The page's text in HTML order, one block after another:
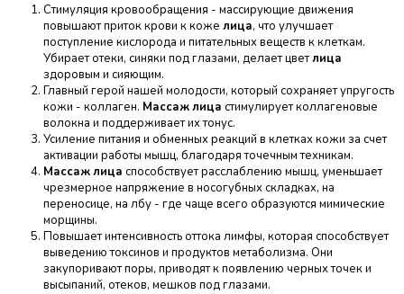
Стимуляция кровообращения - массирующие движения
повышают приток крови к коже лица, что улучшает
поступление кислорода и питательных веществ к клеткам.
Убирает отеки, синяки под глазами, делает цветлица
здоровым и сияющим.
Главный герой нашей молодости, который сохраняет упругость
кожи - коллаген. Массажлица стимулирует коллагеновые
волокна и поддерживает их тонус.
Усиление питания и обменных реакций в клетках кожи за счет
активации работы мышц, благодаря точечным техникам.
Массажлица способствует расслаблению мышц, уменьшает
чрезмерное напряжение в носогубных складках, на
переносице, на лбу - где чаще всего образуются мимические
морщины.
Повышает интенсивность оттока лимфы, которая способствует
выведению токсинов и продуктов метаболизма. Они
закупоривают поры, приводят к появлению черных точек и
высыпаний, отеков, мешков под глазами.